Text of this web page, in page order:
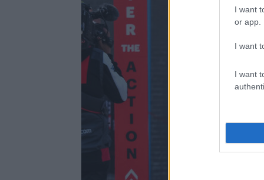
I want
or app.
I want
I want